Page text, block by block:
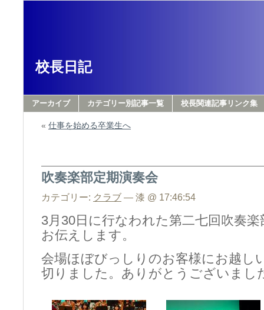
校長日記
アーカイブ カテゴリー別記事一覧 校長関連記事リンク集
« 仕事を始める卒業生へ
吹奏楽部定期演奏会
カテゴリー: クラブ — 漆 @ 17:46:54
3月30日に行なわれた第二七回吹奏
お伝えします。
会場ほぼびっしりのお客様にお越し
切りました。ありがとうございまし